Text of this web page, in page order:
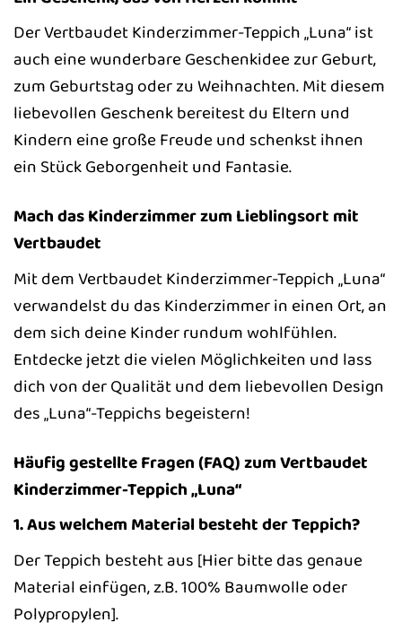
Der Vertbaudet Kinderzimmer-Teppich „Luna“ ist
auch eine wunderbare Geschenkidee zur Geburt,
zum Geburtstag oder zu Weihnachten. Mit diesem
liebevollen Geschenk bereitest du Eltern und
Kindern eine große Freude und schenkst ihnen
ein Stück Geborgenheit und Fantasie.
Mach das Kinderzimmer zum Lieblingsort mit
Vertbaudet
Mit dem Vertbaudet Kinderzimmer-Teppich „Luna“
verwandelst du das Kinderzimmer in einen Ort, an
dem sich deine Kinder rundum wohlfühlen.
Entdecke jetzt die vielen Möglichkeiten und lass
dich von der Qualität und dem liebevollen Design
des „Luna“-Teppichs begeistern!
Häufig gestellte Fragen (FAQ) zum Vertbaudet
Kinderzimmer-Teppich „Luna“
1. Aus welchem Material besteht der Teppich?
Der Teppich besteht aus [Hier bitte das genaue
Material einfügen, z.B. 100% Baumwolle oder
Polypropylen].